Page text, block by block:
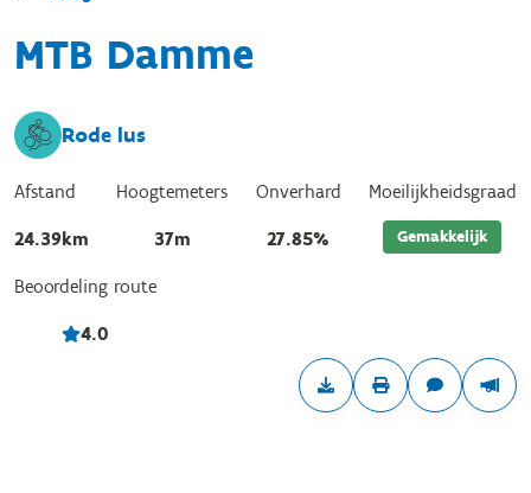
MTB Damme
Rode lus
Afstand
24.39km
Hoogtemeters
37m
Onverhard
27.85%
Moeilijkheidsgraad
Gemakkelijk
Beoordeling route
4.0